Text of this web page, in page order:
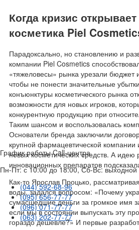
Когда кризис
косметика Piel
Парадоксально, но становлению и
компании Piel Cosmetics
«тяжеловесы» рынка урезали бюджет
чтобы не понести значительные
конъюнктуры косметического рынка
возможности для новых игроков,
конкурентную продукцию при
Таким шансом и воспользовалась
Основатели бренда заключили
крупной фармацевтической компании
новых косметических средств. А идею
инновационных препаратов
Как-то Ярослав Процько,
воды, задался вопросом: «Почему
сумасшедшие деньги за громкое имя
если мы в состоянии выпускать эту
гораздо дешевле?» И первые
График работы Call-центра
Пн-Пт: с 10:00 до 18:00, Сб-Вс: выходной
(044) 592-68-96
(095) 656-77-77
(096) 071-77-77
(063) 202-77-77